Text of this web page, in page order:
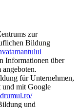
zur
Bildung
Informationen über
angeboten.
für Unternehmen,
und mit Google
und